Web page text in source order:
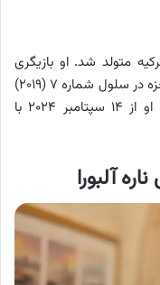
در دیاربکر، ترکیه متولد شد. او بازیگری
است که با فیلم‌های دنیای فانی (۲۰۱۸)، معجزه در سلول شماره ۷ (۲۰۱۹)
و ماوی گوزلو دو (۲۰۰۷) شناخته می‌شود. او از ۱۴ سپتامبر ۲۰۲۴ با
آلبورا